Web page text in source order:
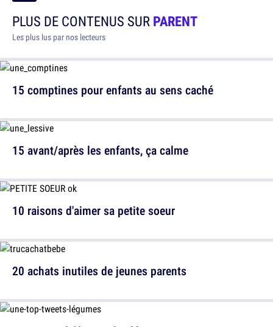
PLUS DE CONTENUS SURPARENT
Les plus lus par nos lecteurs
15 comptines pour enfants au sens caché
10 raisons d'aimer sa petite soeur
15 avant/après les enfants, ça calme
20 achats inutiles de jeunes parents